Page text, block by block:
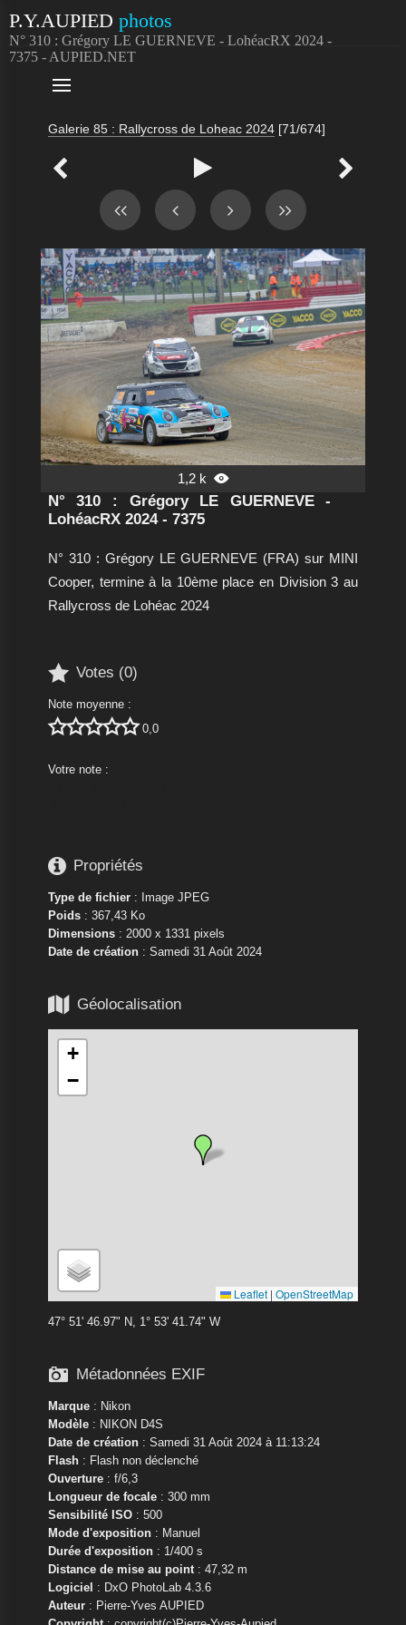
P.Y.AUPIED photos
N° 310 : Grégory LE GUERNEVE - LohéacRX 2024 -
7375 - AUPIED.NET

Galerie 85 : Rallycross de Loheac 2024 [71/674]
  
1,2 k 
N° 310 : Grégory LE GUERNEVE -
LohéacRX 2024 - 7375
N° 310 : Grégory LE GUERNEVE (FRA) sur MINI
Cooper, termine à la 10ème place en Division 3 au
Rallycross de Lohéac 2024
 Votes (0)
Note moyenne :
 0,0
Votre note :
 Propriétés
Type de fichier: Image JPEG
Poids: 367,43 Ko
Dimensions: 2000 x 1331 pixels
Date de création: Samedi 31 Août 2024
 Géolocalisation
+
−
Leaflet | OpenStreetMap
47° 51' 46.97" N, 1° 53' 41.74" W
 Métadonnées EXIF
Marque: Nikon
Modèle: NIKON D4S
Date de création: Samedi 31 Août 2024 à 11:13:24
Flash: Flash non déclenché
Ouverture: f/6,3
Longueur de focale: 300 mm
Sensibilité ISO: 500
Mode d'exposition: Manuel
Durée d'exposition: 1/400 s
Distance de mise au point: 47,32 m
Logiciel : DxO PhotoLab 4.3.6
Auteur: Pierre-Yves AUPIED